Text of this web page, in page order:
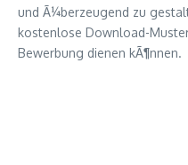
und Ã¼berzeugend zu
kostenlose Download-
Bewerbung dienen kÃ¶nnen.